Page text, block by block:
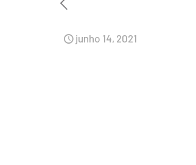
junho 14, 2021